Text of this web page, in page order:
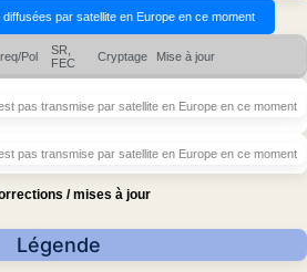
Pol
SR,
FEC
Cryptage Mise à jour
pas transmise par satellite en Europe en ce moment
pas transmise par satellite en Europe en ce moment
/ mises à jour
Légende